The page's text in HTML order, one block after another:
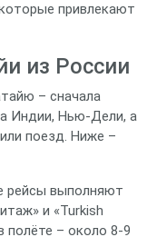
привлекают
из России
– сначала
Индии, Нью‑Дели, а
поезд. Ниже –
рейсы выполняют
и «Turkish
полёте – около 8‑9